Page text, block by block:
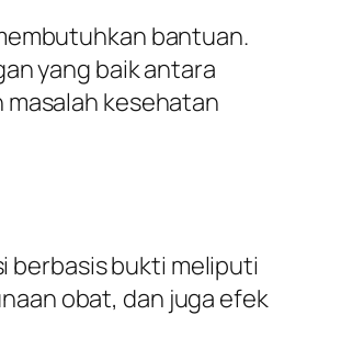
bantuan.
yang baik antara
kesehatan
berbasis bukti meliputi
obat, dan juga efek